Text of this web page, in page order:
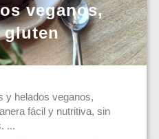
veganos,
gluten
y helados veganos,
fácil y nutritiva, sin
...